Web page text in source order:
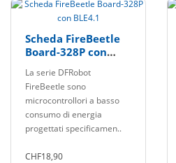
Scheda FireBeetle
Board-328P con
La serie DFRobot
FireBeetle sono
microcontrollori a basso
consumo di energia
progettati specificamen..
CHF18,90